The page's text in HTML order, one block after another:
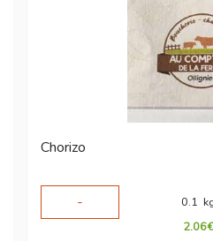
Chorizo
-
0.1
2.06€